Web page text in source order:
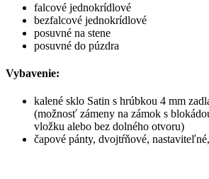
falcové jednokrídlové
bezfalcové jednokrídlové
posuvné na stene
posuvné do púzdra
Vybavenie:
kalené sklo Satin s hrúbkou 4 mm
(možnosť zámeny na zámok s
vložku alebo bez dolného otvoru)
čapové pánty, dvojtŕňové,